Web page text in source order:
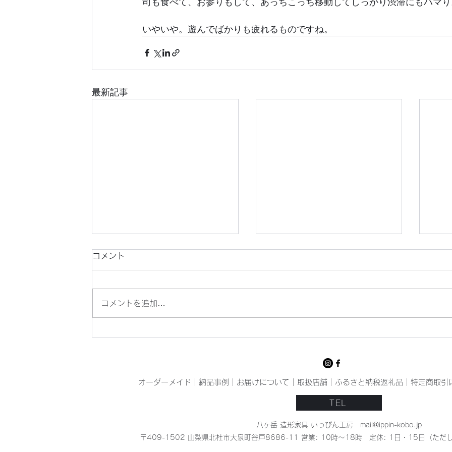
いやいや。遊んでばかりも疲れるものですね。
最新記事
目の青いオニヤンマを見つけ
コメント
コメントを追加…
オーダーメイド 納品事例 お届けについて 取扱店舗 ふるさと納税返礼品 特定商取引
TEL
八ヶ岳 造形家具 いっぴん工房
mail@ippin-kobo.jp
〒409-1502 山梨県北杜市大泉町谷戸8686-11 営業: 10時〜18時 定休: 1日・15日（ただし